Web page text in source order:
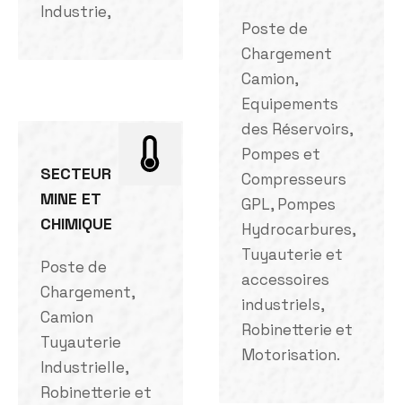
Industrie,
SECTEUR
MINE ET
CHIMIQUE
Poste de
Chargement,
Camion
Tuyauterie
Industrielle,
Robinetterie et
Poste de
Chargement
Camion,
Equipements
des Réservoirs,
Pompes et
Compresseurs
GPL, Pompes
Hydrocarbures,
Tuyauterie et
accessoires
industriels,
Robinetterie et
Motorisation.